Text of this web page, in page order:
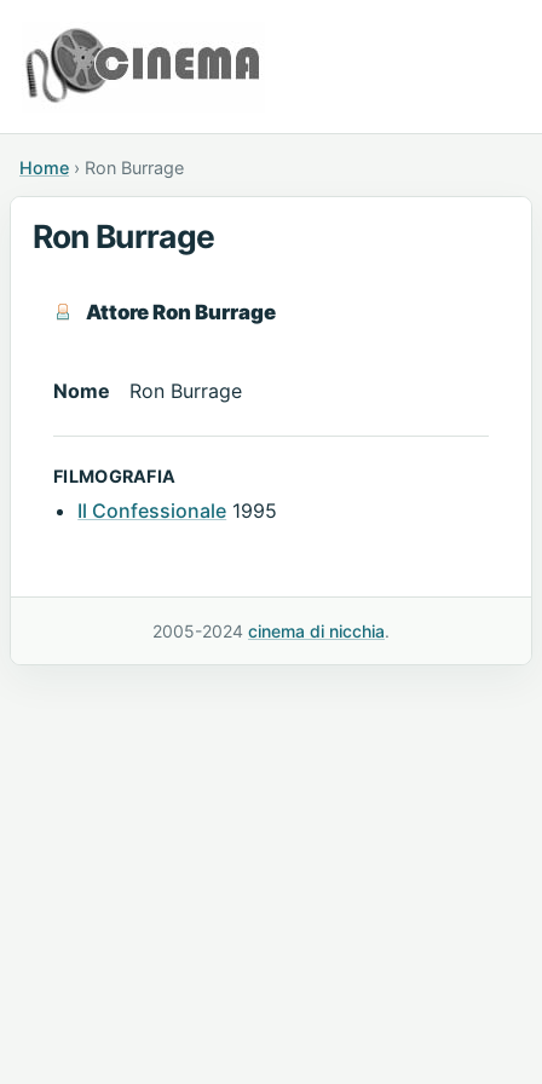
Home › Ron Burrage
Ron Burrage
Attore Ron Burrage
Nome Ron Burrage
FILMOGRAFIA
Il Confessionale 1995
2005-2024 cinema di nicchia.